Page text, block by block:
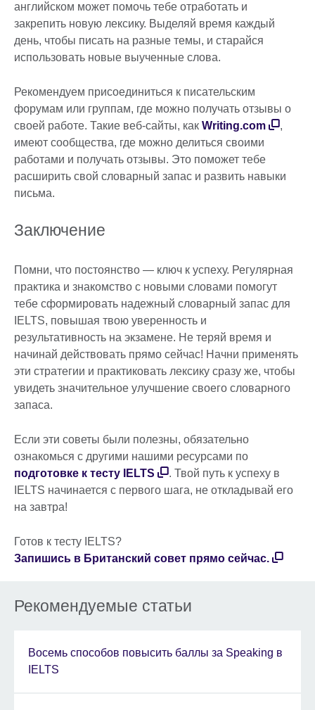
английском может помочь тебе отработать и
закрепить новую лексику. Выделяй время каждый
день, чтобы писать на разные темы, и старайся
использовать новые выученные слова.
Рекомендуем присоединиться к писательским
форумам или группам, где можно получать отзывы о
своей работе. Такие веб-сайты, как Writing.com
,
имеют сообщества, где можно делиться своими
работами и получать отзывы. Это поможет тебе
расширить свой словарный запас и развить навыки
письма.
Заключение
Помни, что постоянство — ключ к успеху. Регулярная
практика и знакомство с новыми словами помогут
тебе сформировать надежный словарный запас для
IELTS, повышая твою уверенность и
результативность на экзамене. Не теряй время и
начинай действовать прямо сейчас! Начни применять
эти стратегии и практиковать лексику сразу же, чтобы
увидеть значительное улучшение своего словарного
запаса.
Если эти советы были полезны, обязательно
ознакомься с другими нашими ресурсами по
подготовке к тесту IELTS
. Твой путь к успеху в
IELTS начинается с первого шага, не откладывай его
на завтра!
Готов к тесту IELTS?
Запишись в Британский совет прямо сейчас.
Рекомендуемые статьи
Восемь способов повысить баллы за Speaking в
IELTS